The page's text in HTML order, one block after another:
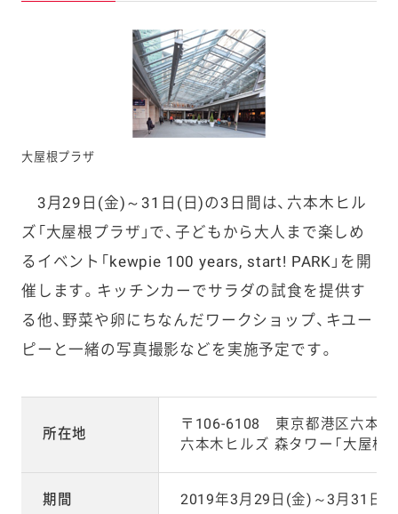
大屋根プラザ
3月29日(金)～31日(日)の3日間は、六本木ヒル
ズ「大屋根プラザ」で、子どもから大人まで楽しめ
るイベント「kewpie 100 years, start! PARK」を開
催します。キッチンカーでサラダの試食を提供す
る他、野菜や卵にちなんだワークショップ、キユー
ピーと一緒の写真撮影などを実施予定です。
所在地
〒106-6108 東京都港区六本木
六本木ヒルズ 森タワー「大屋根
期間 2019年3月29日(金)～3月31日